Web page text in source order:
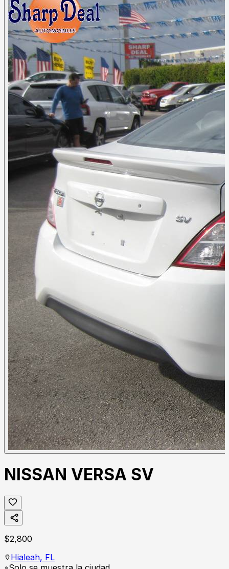
NISSAN VERSA SV
$2,800
Hialeah, FL